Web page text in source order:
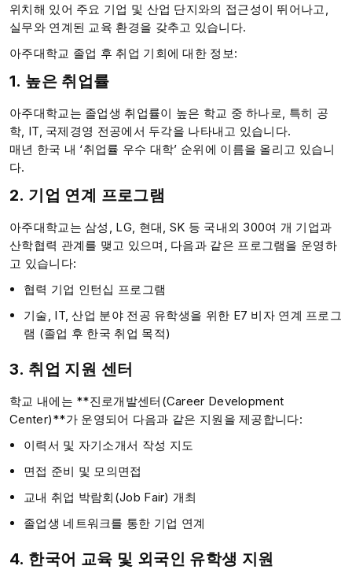
위치해 있어 주요 기업 및 산업 단지와의 접근성이 뛰어나고,
실무와 연계된 교육 환경을 갖추고 있습니다.
아주대학교 졸업 후 취업 기회에 대한 정보:
1. 높은 취업률
아주대학교는 졸업생 취업률이 높은 학교 중 하나로, 특히 공
학, IT, 국제경영 전공에서 두각을 나타내고 있습니다.
매년 한국 내 ‘취업률 우수 대학’ 순위에 이름을 올리고 있습니
다.
2. 기업 연계 프로그램
아주대학교는 삼성, LG, 현대, SK 등 국내외 300여 개 기업과
산학협력 관계를 맺고 있으며, 다음과 같은 프로그램을 운영하
고 있습니다:
협력 기업 인턴십 프로그램
기술, IT, 산업 분야 전공 유학생을 위한 E7 비자 연계 프로그
램 (졸업 후 한국 취업 목적)
3. 취업 지원 센터
학교 내에는 **진로개발센터(Career Development
Center)**가 운영되어 다음과 같은 지원을 제공합니다:
이력서 및 자기소개서 작성 지도
면접 준비 및 모의면접
교내 취업 박람회(Job Fair) 개최
졸업생 네트워크를 통한 기업 연계
4. 한국어 교육 및 외국인 유학생 지원